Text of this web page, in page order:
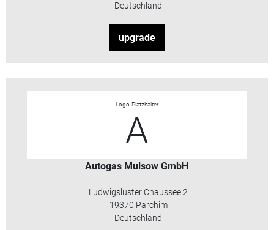
Deutschland
upgrade
Logo-Platzhalter
A
Autogas Mulsow GmbH
Ludwigsluster Chaussee 2
19370 Parchim
Deutschland